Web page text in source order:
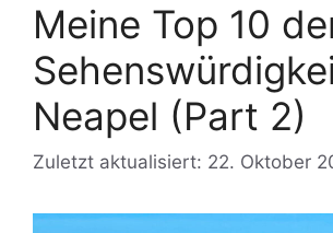
Meine Top 10
Neapel (Part 2)
Zuletzt aktualisiert: 22. Oktober